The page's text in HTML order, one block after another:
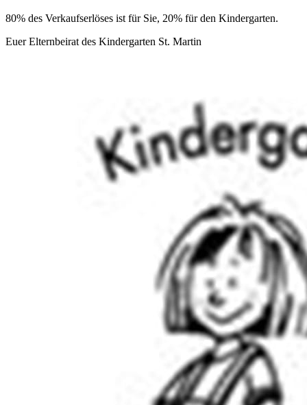
80% des Verkaufserlöses ist für Sie, 20% für den Kindergarten.
Euer Elternbeirat des Kindergarten St. Martin